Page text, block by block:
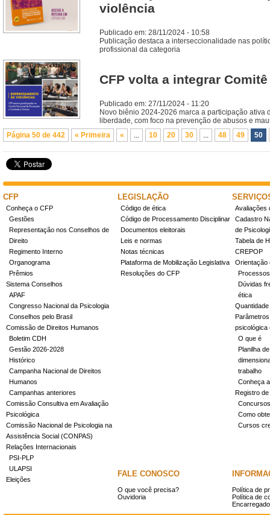
violência
Publicado em: 28/11/2024 - 10:58
Publicação destaca a interseccionalidade nas
profissional da categoria
CFP volta a integrar
Publicado em: 27/11/2024 - 11:20
Novo biênio 2024-2026 marca a participação
liberdade, com foco na prevenção de abusos e
Página 50 de 442
« Primeira « ... 10 20 30 ... 48 49 50
CFP
Conheça o CFP
Gestões
Representação nos Conselhos de
Direito
Regimento Interno
Organograma
Prêmios
Sistema Conselhos
APAF
Congresso Nacional da Psicologia
Conselhos pelo Brasil
Comissão de Direitos Humanos
Boletim CDH
Gestão 2026-2028
Histórico
Campanha Nacional de Direitos
Humanos
Campanhas anteriores
Comissão Consultiva em Avaliação
Psicológica
Comissão Nacional de Psicologia na
Assistência Social (CONPAS)
Relações Internacionais
PSI-PLP
ULAPSI
Eleições
LEGISLAÇÃO
Código de ética
Código de Processamento Disciplinar
Documentos eleitorais
Leis e normas
Notas técnicas
Plataforma de Mobilização Legislativa
Resoluções do CFP
Avaliações
Cadastro
de
Tabela de
CREPOP
Orientação
Dúvidas
ética
psicológica
O que é
Planilha
trabalho
Conheça
Registro
Concursos
Como
Cursos
FALE CONOSCO
O que você precisa?
Ouvidoria
Política de
Política de